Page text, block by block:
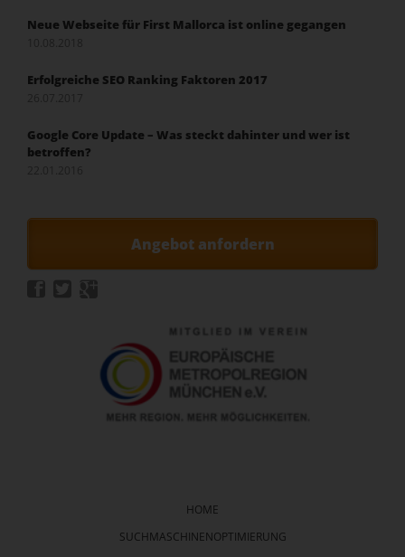
Neue Webseite für First Mallorca ist online gegangen
Erfolgreiche SEO Ranking Faktoren 2017
Google Core Update – Was steckt dahinter und wer ist
betroffen?
Angebot anfordern
HOME
SUCHMASCHINENOPTIMIERUNG